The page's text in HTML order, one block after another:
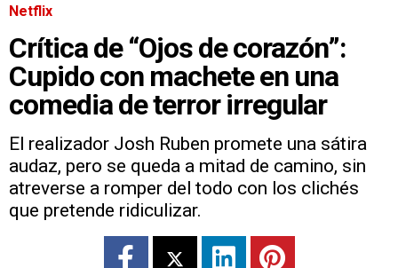
Netflix
Crítica de “Ojos de corazón”:
Cupido con machete en una
comedia de terror irregular
El realizador Josh Ruben promete una sátira
audaz, pero se queda a mitad de camino, sin
atreverse a romper del todo con los clichés
que pretende ridiculizar.